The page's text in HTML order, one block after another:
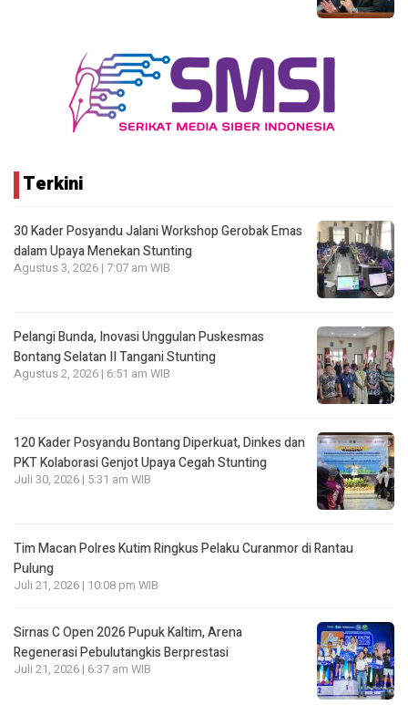
Terkini
30 Kader Posyandu Jalani Workshop Gerobak Emas
dalam Upaya Menekan Stunting
Agustus 3, 2026 | 7:07 am WIB
Pelangi Bunda, Inovasi Unggulan Puskesmas
Bontang Selatan II Tangani Stunting
Agustus 2, 2026 | 6:51 am WIB
120 Kader Posyandu Bontang Diperkuat, Dinkes dan
PKT Kolaborasi Genjot Upaya Cegah Stunting
Juli 30, 2026 | 5:31 am WIB
Tim Macan Polres Kutim Ringkus Pelaku Curanmor di Rantau
Pulung
Juli 21, 2026 | 10:08 pm WIB
Sirnas C Open 2026 Pupuk Kaltim, Arena
Regenerasi Pebulutangkis Berprestasi
Juli 21, 2026 | 6:37 am WIB